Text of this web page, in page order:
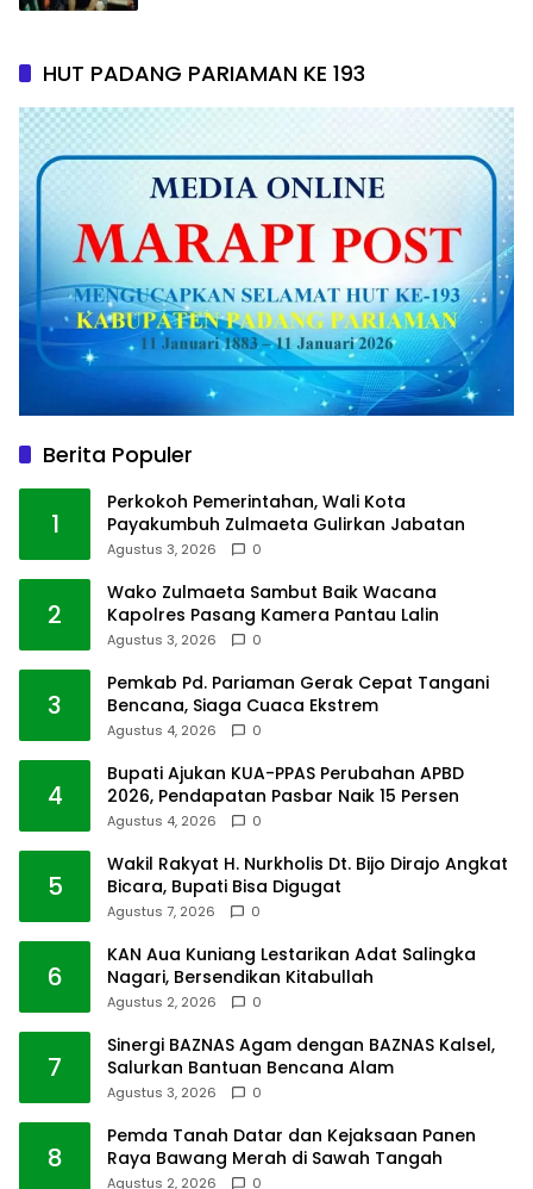
HUT PADANG PARIAMAN KE 193
Berita Populer
1
Perkokoh Pemerintahan, Wali Kota
Payakumbuh Zulmaeta Gulirkan Jabatan
Agustus 3, 2026 0
2
Wako Zulmaeta Sambut Baik Wacana
Kapolres Pasang Kamera Pantau Lalin
Agustus 3, 2026 0
3
Pemkab Pd. Pariaman Gerak Cepat Tangani
Bencana, Siaga Cuaca Ekstrem
Agustus 4, 2026 0
4
Bupati Ajukan KUA-PPAS Perubahan APBD
2026, Pendapatan Pasbar Naik 15 Persen
Agustus 4, 2026 0
5
Wakil Rakyat H. Nurkholis Dt. Bijo Dirajo Angkat
Bicara, Bupati Bisa Digugat
Agustus 7, 2026 0
6
KAN Aua Kuniang Lestarikan Adat Salingka
Nagari, Bersendikan Kitabullah
Agustus 2, 2026 0
7
Sinergi BAZNAS Agam dengan BAZNAS Kalsel,
Salurkan Bantuan Bencana Alam
Agustus 3, 2026 0
8
Pemda Tanah Datar dan Kejaksaan Panen
Raya Bawang Merah di Sawah Tangah
Agustus 2, 2026 0